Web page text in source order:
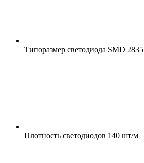
Типоразмер светодиода SMD 2835
Плотность светодиодов 140 шт/м